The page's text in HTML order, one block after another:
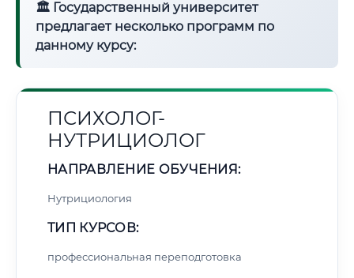
🏛 Государственный университет
предлагает несколько программ по
данному курсу:
ПСИХОЛОГ-
НУТРИЦИОЛОГ
НАПРАВЛЕНИЕ ОБУЧЕНИЯ:
Нутрициология
ТИП КУРСОВ:
профессиональная переподготовка